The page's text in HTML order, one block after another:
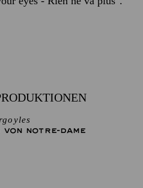
VON NOTRE-DAME